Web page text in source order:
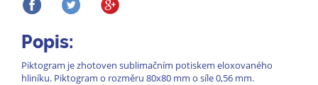
Popis:
Piktogram je zhotoven sublimačním potiskem eloxovaného
hliníku. Piktogram o rozměru 80x80 mm o síle 0,56 mm.